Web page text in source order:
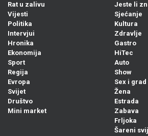
Rat u zalivu
Vijesti
Politika
Intervjui
Hronika
Ekonomija
Sport
Regija
Evropa
Svijet
Društvo
Mini market
Jeste li
Sjećanje
Kultura
Zdravlje
Gastro
HiTec
Auto
Show
Sex i grad
Žena
Estrada
Zabava
Frljoka
Šareni